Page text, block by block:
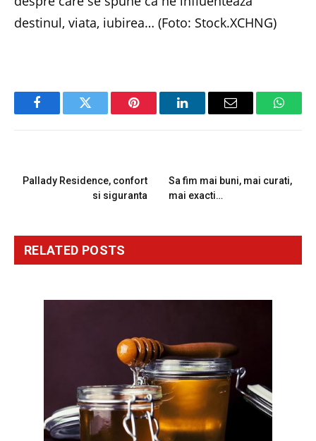
destinul, viata, iubirea… (Foto: Stock.XCHNG)
FacebookTwitter Pinterest LinkedInEmail
Pallady Residence, confort
si siguranta
Sa fim mai buni, mai curati,
mai exacti…
RELATED POSTS